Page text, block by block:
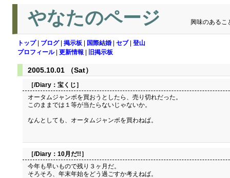
やなたのページ 興味のあるこ
トップ| ブログ| 掲示板 国際結婚 セブ| 登山
プロフィール| 更新情報 旧掲示板
2005.10.01 （Sat）
［/Diary： 宝くじ］
オータムジャンボを買おうとしたら、売り切れだった。
このままでは１等が当たらないじゃないか。
なんとしても、オータムジャンボを買わねば。
［/Diary： 10月だ!!］
今年も早いもので残り３ヶ月だ。
そろそろ、年末年始をどう過ごすか考えねば。